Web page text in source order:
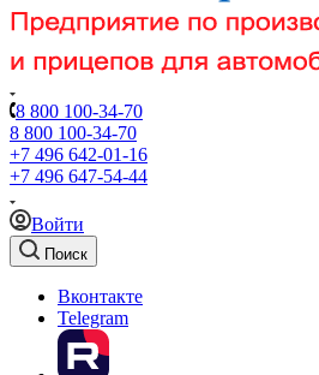
8 800 100-34-70
8 800 100-34-70
+7 496 642-01-16
+7 496 647-54-44
Войти
Поиск
Вконтакте
Telegram